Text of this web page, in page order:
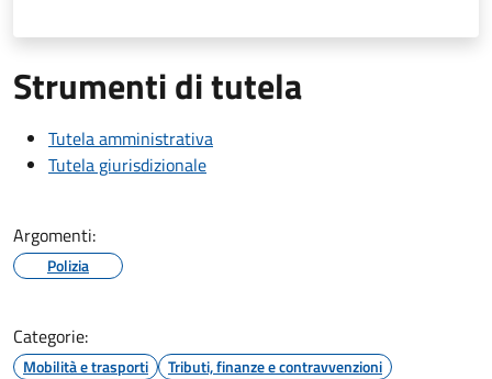
Strumenti di tutela
Tutela amministrativa
Tutela giurisdizionale
Argomenti:
Polizia
Categorie:
Mobilità e trasporti Tributi, finanze e contravvenzioni